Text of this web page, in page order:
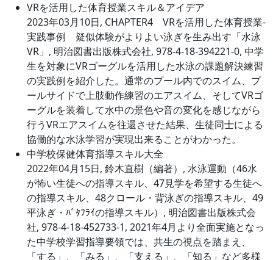
VRを活用した体育授業スキル＆アイデア
2023年03月10日, CHAPTER4 VRを活用した体育授業-
実践事例 疑似体験がよりよい泳ぎを生み出す「水泳
VR」, 明治図書出版株式会社, 978-4-18-394221-0, 中学
生を対象にVRゴーグルを活用した水泳の課題解決練習
の実践例を紹介した。通常のプール内でのスイム、プ
ールサイドで上肢動作練習のエアスイム、そしてVRゴ
ーグルを装着して水中の景色や音の変化を感じながら
行うVRエアスイムを往還させた結果、生徒同士による
協働的な水泳学習が実現出来ることがわかった。
中学校保健体育指導スキル大全
2022年04月15日, 鈴木直樹（編著）, 水泳運動（46水
が怖い生徒への指導スキル、47見学を希望する生徒へ
の指導スキル、48クロール・背泳ぎの指導スキル、49
平泳ぎ・ﾊﾞﾀﾌﾗｲの指導スキル）, 明治図書出版株式会
社, 978-4-18-452733-1, 2021年4月より全面実施となっ
た中学校学習指導要領では、共生の視点を踏まえ、
「する」、「みる」、「支える」、「知る」など多様